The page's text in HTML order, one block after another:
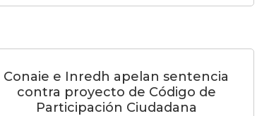
Conaie e Inredh apelan sentencia
contra proyecto de Código de
Participación Ciudadana